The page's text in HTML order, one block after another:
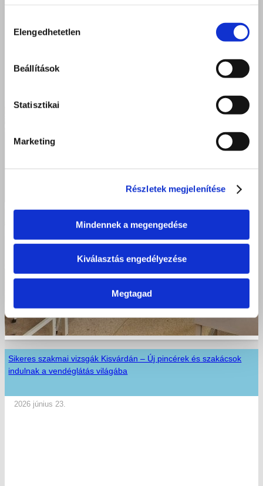
kiválasztása
Elengedhetetlen
Beállítások
Statisztikai
Marketing
Részletek megjelenítése
Mindennek a megengedése
Kiválasztás engedélyezése
Megtagad
Sikeres szakmai vizsgák Kisvárdán – Új pincérek és szakácsok
indulnak a vendéglátás világába
2026 június 23.